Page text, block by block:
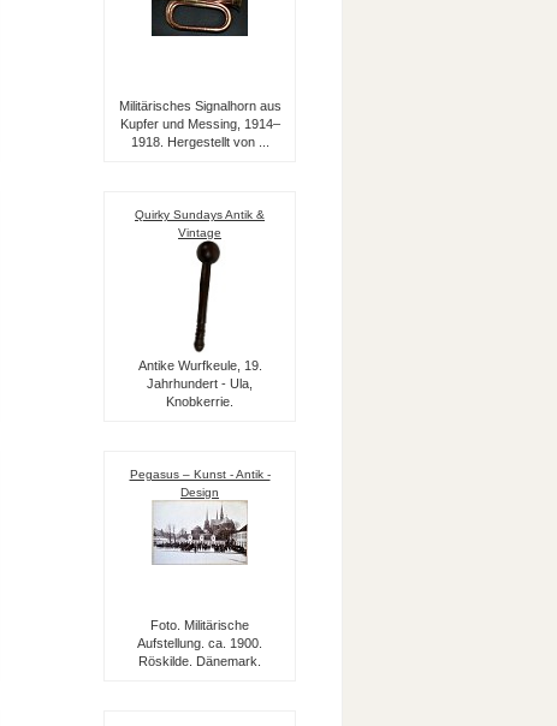
Militärisches Signalhorn aus
Kupfer und Messing, 1914–
1918. Hergestellt von ...
Quirky Sundays Antik &
Vintage
Antike Wurfkeule, 19.
Jahrhundert - Ula,
Knobkerrie.
Pegasus – Kunst - Antik -
Design
Foto. Militärische
Aufstellung. ca. 1900.
Röskilde. Dänemark.